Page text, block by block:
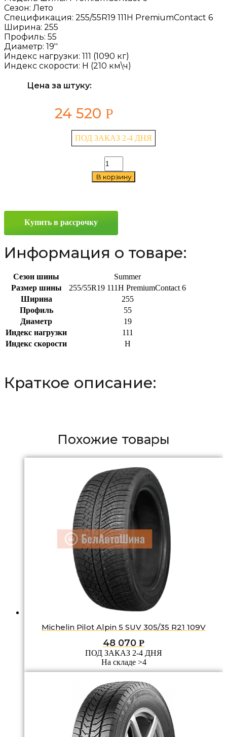
Сезон: Лето
Спецификация: 255/55R19 111H PremiumContact 6
Ширина: 255
Профиль: 55
Диаметр: 19''
Индекс нагрузки: 111 (1090 кг)
Индекс скорости: H (210 км\ч)
Цена за штуку:
24 520 Р
ПОД ЗАКАЗ 2-4 ДНЯ
Количество
товара
Continental
В корзину
Купить в рассрочку
Информация о товаре:
Сезон шины
Summer
Размер шины
255/55R19 111H PremiumContact 6
Ширина
255
Профиль
55
Диаметр
19
Индекс нагрузки
111
Индекс скорости
H
Краткое описание:
Похожие товары
Michelin Pilot Alpin 5 SUV 305/35 R21 109V
48 070 Р
ПОД ЗАКАЗ 2-4 ДНЯ
На складе >4